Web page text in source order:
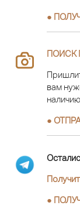
●
ПОИСК
вам
●
●